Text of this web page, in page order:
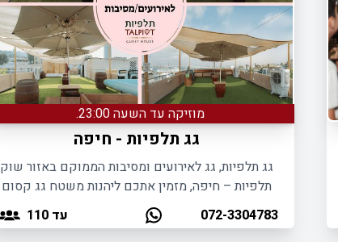
מוזיקה עד השעה 23:00.
גג תלפיות - חיפה
גג תלפיות, גג לאירועים ומסיבות הממוקם באזור שוק
תלפיות – חיפה, מזמין אתכם ליהנות משטח גג קסום
ומרווח לאירוח מסיבות ואירועים לכל מטרה.
072-3304783 עד 110